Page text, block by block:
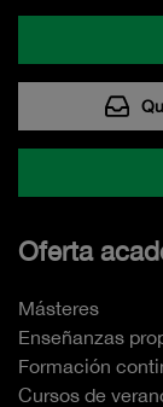
Oferta
Másteres
Enseñanzas
Formación
Cursos de